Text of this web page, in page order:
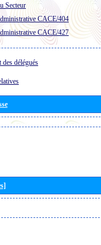
Secteur
CACE/404
CACE/427
des délégués